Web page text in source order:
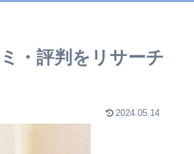
・評判をリサーチ
2024.05.14